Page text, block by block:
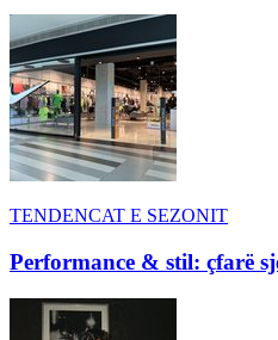
TENDENCAT E SEZONIT
Performance & stil: çfarë